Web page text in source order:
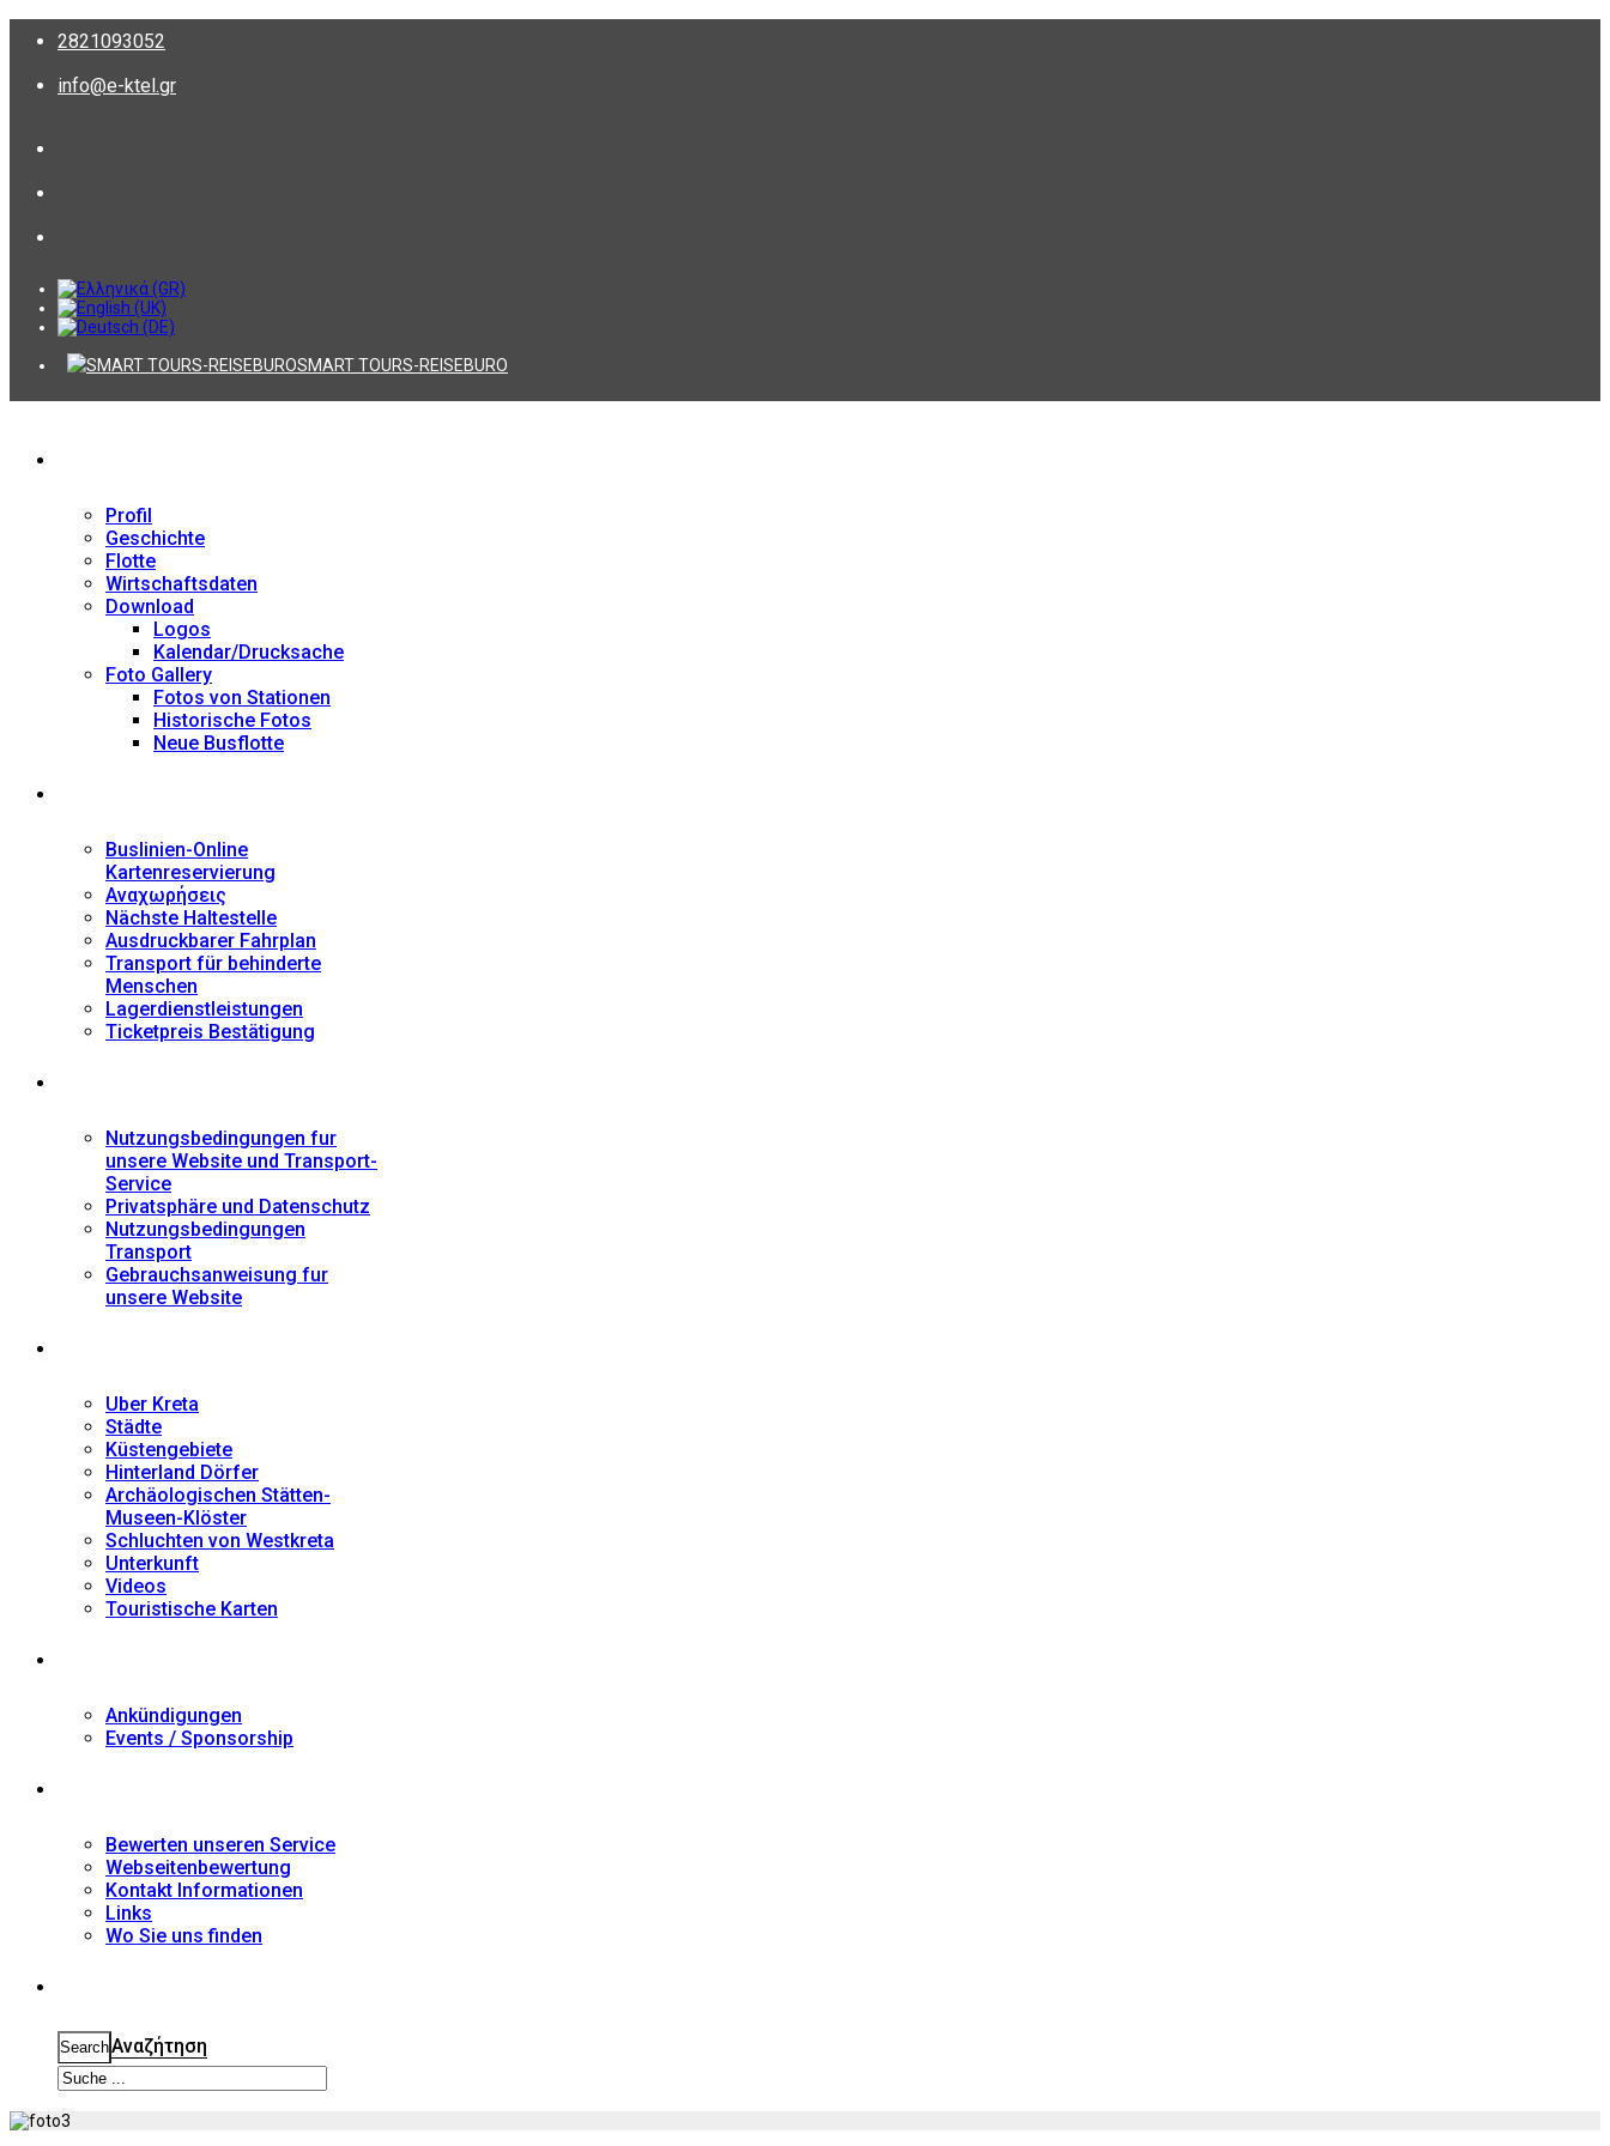
2821093052
info@e-ktel.gr
SMART TOURS-REISEBURO
Profil
Geschichte
Flotte
Wirtschaftsdaten
Download
Logos
Kalendar/Drucksache
Foto Gallery
Fotos von Stationen
Historische Fotos
Neue Busflotte
Buslinien-Online
Kartenreservierung
Αναχωρήσεις
Nächste Haltestelle
Αusdruckbarer Fahrplan
Transport für behinderte
Menschen
Lagerdienstleistungen
Ticketpreis Bestätigung
Nutzungsbedingungen fur
unsere Website und Transport-
Service
Privatsphäre und Datenschutz
Nutzungsbedingungen
Transport
Gebrauchsanweisung fur
unsere Website
Uber Kreta
Städte
Küstengebiete
Hinterland Dörfer
Archäologischen Stätten-
Museen-Klöster
Schluchten von Westkreta
Unterkunft
Videos
Touristische Karten
Ankündigungen
Events / Sponsorship
Bewerten unseren Service
Webseitenbewertung
Kontakt Informationen
Links
Wo Sie uns finden
SearchΑναζήτηση